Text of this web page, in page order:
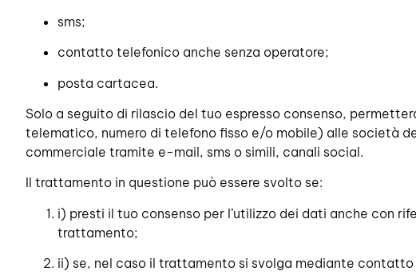
sms;
contatto telefonico anche senza operatore;
posta cartacea.
Solo a seguito di rilascio del tuo espresso consenso,
telematico, numero di telefono fisso e/o mobile) alle società
commerciale tramite e-mail, sms o simili, canali social.
Il trattamento in questione può essere svolto se:
i) presti il tuo consenso per l’utilizzo dei dati anche con
trattamento;
ii) se, nel caso il trattamento si svolga mediante